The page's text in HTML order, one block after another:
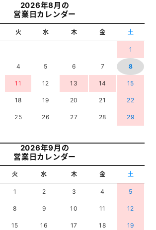
2026年8月の
営業日カレンダー
火 水 木 金 土
1
4 5 6 7 8
11 12 13 14 15
18 19 20 21 22
25 26 27 28 29
2026年9月の
営業日カレンダー
火 水 木 金 土
1 2 3 4 5
8 9 10 11 12
15 16 17 18 19